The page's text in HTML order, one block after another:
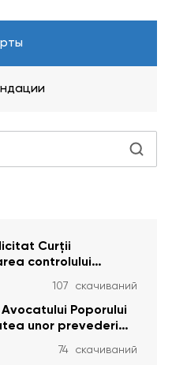
Curţii
controlului
cu privire la
stat persoanelor
private de liberate
107 скачиваний
Poporului
unor prevederi
organizațiile de
condamnate
74 скачиваний